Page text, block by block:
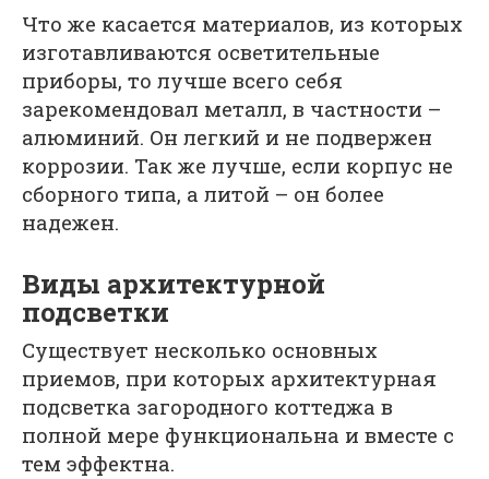
Что же касается материалов, из которых
изготавливаются осветительные
приборы, то лучше всего себя
зарекомендовал металл, в частности –
алюминий. Он легкий и не подвержен
коррозии. Так же лучше, если корпус не
сборного типа, а литой – он более
надежен.
Виды архитектурной
подсветки
Существует несколько основных
приемов, при которых архитектурная
подсветка загородного коттеджа в
полной мере функциональна и вместе с
тем эффектна.